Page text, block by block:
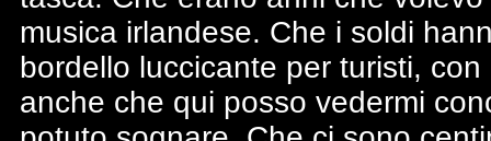
musica irlandese. Che i soldi
bordello luccicante per turisti,
anche che qui posso vedermi